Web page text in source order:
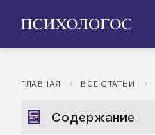
ГЛАВНАЯ ВСЕ СТАТЬИ
Содержание